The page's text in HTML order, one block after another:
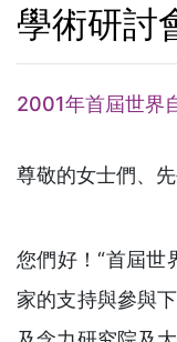
學術研討
2001年首屆世界
尊敬的女士們、先
您們好！“首屆世
家的支持與參與